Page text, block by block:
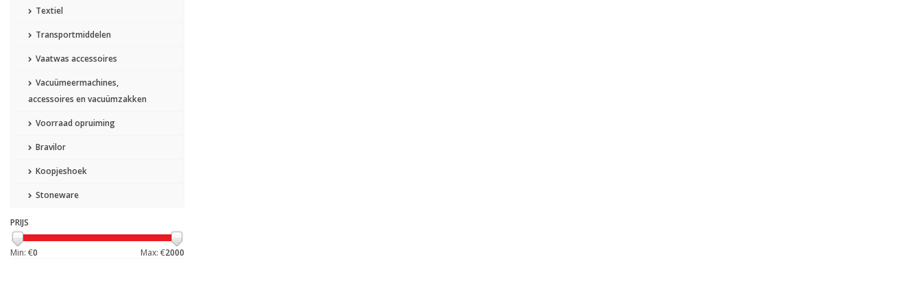
Textiel
Transportmiddelen
Vaatwas accessoires
Vacuümeermachines,
accessoires en vacuümzakken
Voorraad opruiming
Bravilor
Koopjeshoek
Stoneware
PRIJS
Min: €0 Max: €2000